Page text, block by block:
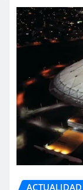
ACTUALIDAD